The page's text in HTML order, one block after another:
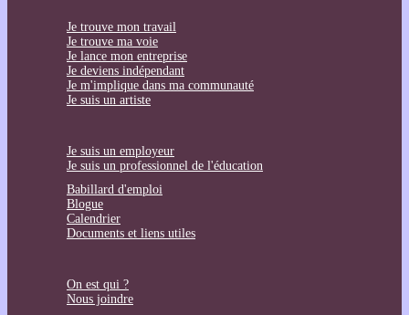
Je trouve mon travail
Je trouve ma voie
Je lance mon entreprise
Je deviens indépendant
Je m'implique dans ma communauté
Je suis un artiste
Je suis un employeur
Je suis un professionnel de l'éducation
Babillard d'emploi
Blogue
Calendrier
Documents et liens utiles
On est qui ?
Nous joindre